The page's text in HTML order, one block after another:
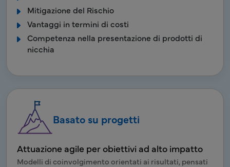
Mitigazione del Rischio
Vantaggi in termini di costi
Competenza nella presentazione di prodotti di
nicchia
Basato su progetti
Attuazione agile per obiettivi ad alto impatto
Modelli di coinvolgimento orientati ai risultati, pensati